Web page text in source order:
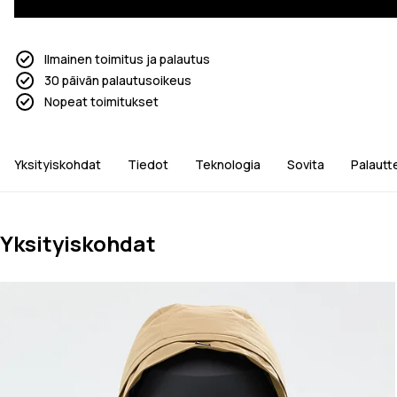
Ilmainen toimitus ja palautus
30 päivän palautusoikeus
Nopeat toimitukset
Yksityiskohdat Tiedot Teknologia Sovita
Yksityiskohdat